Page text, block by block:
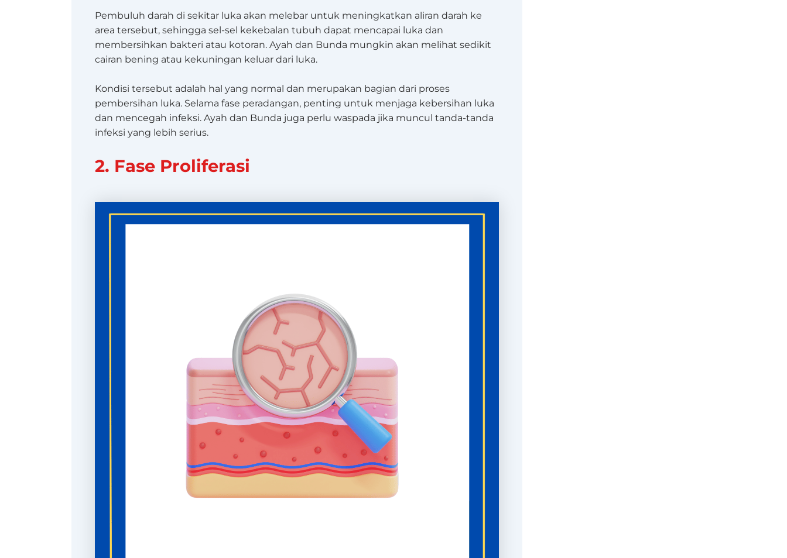
Pembuluh darah di sekitar luka akan melebar untuk meningkatkan aliran darah ke
area tersebut, sehingga sel-sel kekebalan tubuh dapat mencapai luka dan
membersihkan bakteri atau kotoran. Ayah dan Bunda mungkin akan melihat sedikit
cairan bening atau kekuningan keluar dari luka.
Kondisi tersebut adalah hal yang normal dan merupakan bagian dari proses
pembersihan luka. Selama fase peradangan, penting untuk menjaga kebersihan luka
dan mencegah infeksi. Ayah dan Bunda juga perlu waspada jika muncul tanda-tanda
infeksi yang lebih serius.
2. Fase Proliferasi